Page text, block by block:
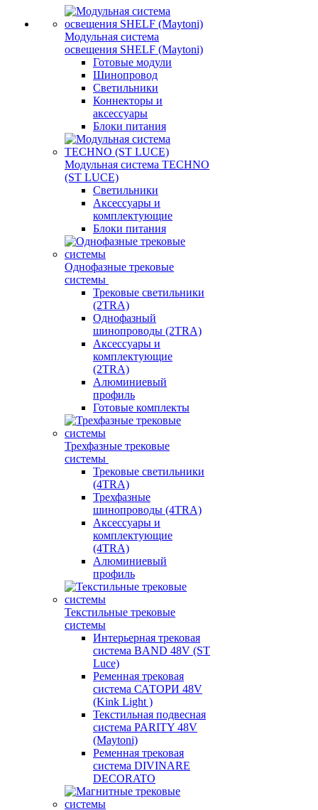
Модульная система
освещения SHELF (Maytoni)
Готовые модули
Шинопровод
Светильники
Коннекторы и
аксессуары
Блоки питания
Модульная система TECHNO
(ST LUCE)
Светильники
Аксессуары и
комплектующие
Блоки питания
Однофазные трековые
системы
Трековые светильники
(2TRA)
Однофазный
шинопроводы (2TRA)
Аксессуары и
комплектующие
(2TRA)
Алюминиевый
профиль
Готовые комплекты
Трехфазные трековые
системы
Трековые светильники
(4TRA)
Трехфазные
шинопроводы (4TRA)
Аксессуары и
комплектующие
(4TRA)
Алюминиевый
профиль
Текстильные трековые
системы
Интерьерная трековая
система BAND 48V (ST
Luce)
Ременная трековая
система САТОРИ 48V
(Kink Light )
Текстильная подвесная
система PARITY 48V
(Maytoni)
Ременная трековая
система DIVINARE
DECORATO